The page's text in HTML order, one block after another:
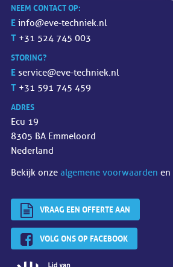
NEEM CONTACT OP:
E info@eve-techniek.nl
T +31 524 745 003
STORING?
E service@eve-techniek.nl
T +31 591 745 459
ADRES
Ecu 19
8305 BA Emmeloord
Nederland
Bekijk onze algemene voorwaarden en
VRAAG EEN OFFERTE AAN
VOLG ONS OP FACEBOOK